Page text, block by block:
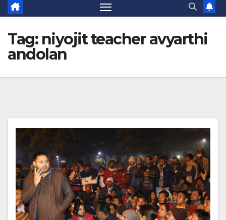
Tag: niyojit teacher avyarthi
andolan